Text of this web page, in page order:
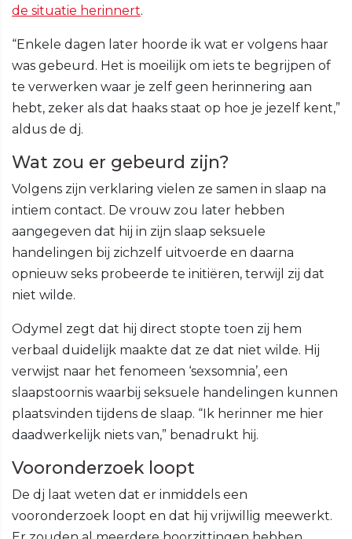
de situatie herinnert.
“Enkele dagen later hoorde ik wat er volgens haar
was gebeurd. Het is moeilijk om iets te begrijpen of
te verwerken waar je zelf geen herinnering aan
hebt, zeker als dat haaks staat op hoe je jezelf kent,”
aldus de dj.
Wat zou er gebeurd zijn?
Volgens zijn verklaring vielen ze samen in slaap na
intiem contact. De vrouw zou later hebben
aangegeven dat hij in zijn slaap seksuele
handelingen bij zichzelf uitvoerde en daarna
opnieuw seks probeerde te initiëren, terwijl zij dat
niet wilde.
Odymel zegt dat hij direct stopte toen zij hem
verbaal duidelijk maakte dat ze dat niet wilde. Hij
verwijst naar het fenomeen ‘sexsomnia’, een
slaapstoornis waarbij seksuele handelingen kunnen
plaatsvinden tijdens de slaap. “Ik herinner me hier
daadwerkelijk niets van,” benadrukt hij.
Vooronderzoek loopt
De dj laat weten dat er inmiddels een
vooronderzoek loopt en dat hij vrijwillig meewerkt.